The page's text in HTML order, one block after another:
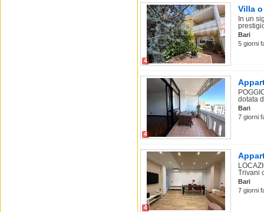
4
Villa
In un
Bari
5 giorni
4
dotata
Bari
7 giorni
4
Trivani
Bari
7 giorni